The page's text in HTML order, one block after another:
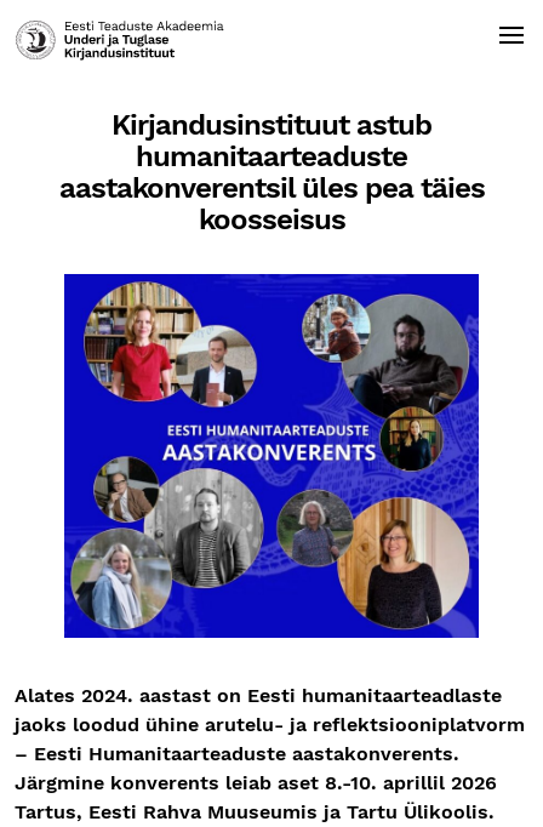
Kirjandusinstituut astub
humanitaarteaduste
aastakonverentsil üles pea täies
koosseisus
Alates 2024. aastast on Eesti humanitaarteadlaste
jaoks loodud ühine arutelu- ja reflektsiooniplatvorm
– Eesti Humanitaarteaduste aastakonverents.
Järgmine konverents leiab aset 8.-10. aprillil 2026
Tartus, Eesti Rahva Muuseumis ja Tartu Ülikoolis.